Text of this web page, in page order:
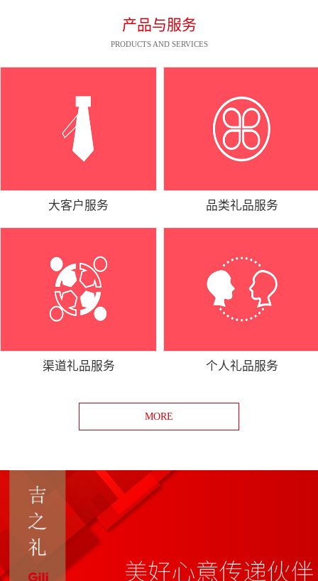
产品与服务
PRODUCTS AND SERVICES
大客户服务 品类礼品服务
渠道礼品服务 个人礼品服务
MORE